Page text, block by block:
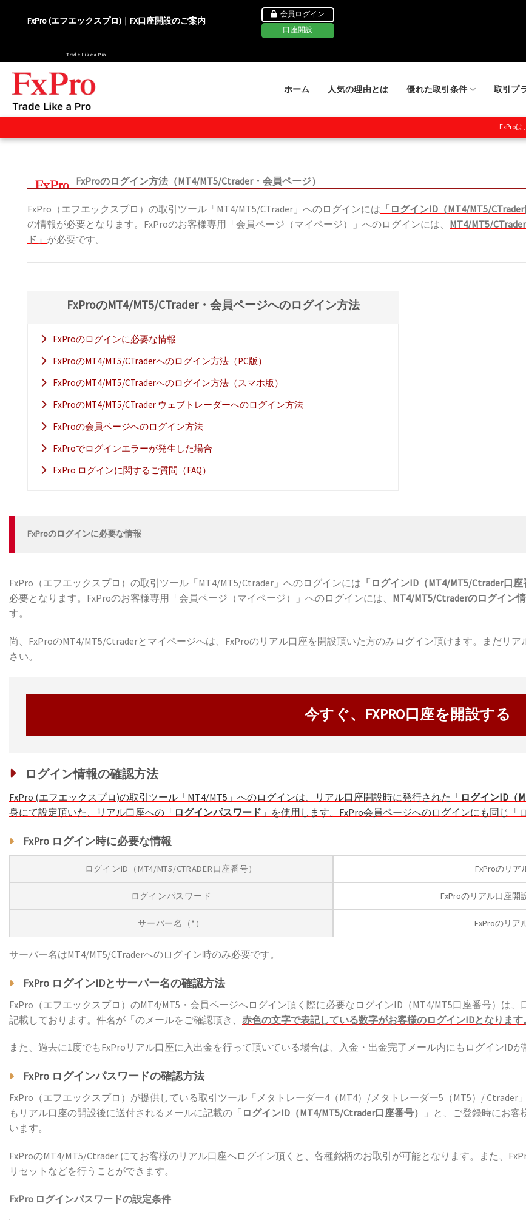
FxPro (エフエックスプロ)｜FX口座開設のご案内
Trade Like a Pro
会員ログイン
口座開設
ホーム 人気の理由とは 優れた取引条件 取引プ
FxProは、世界各
FxProのログイン方法（MT4/MT5/Ctrader・会員ページ）
FxPro（エフエックスプロ）の取引ツール「MT4/MT5/CTrader」へのログインには 「ログインID（MT4/MT5/
の情報が必要となります。FxProのお客様専用「会員ページ（マイページ）」へのログインには、 MT4/MT5/
ド」 が必要です。
FxProのMT4/MT5/CTrader・会員ページへのログイン方法
FxProのログインに必要な情報
FxProのMT4/MT5/CTraderへのログイン方法（PC版）
FxProのMT4/MT5/CTraderへのログイン方法（スマホ版）
FxProのMT4/MT5/CTrader ウェブトレーダーへのログイン方法
FxProの会員ページへのログイン方法
FxProでログインエラーが発生した場合
FxPro ログインに関するご質問（FAQ）
FxProのログインに必要な情報
FxPro（エフエックスプロ）の取引ツール「MT4/MT5/Ctrader」へのログインには 「ログインID（MT4/MT5/Ctrader口
必要となります。FxProのお客様専用「会員ページ（マイページ）」へのログインには、 MT4/MT5/Ctraderのログイン
す。
尚、FxProのMT4/MT5/Ctraderとマイページへは、FxProのリアル口座を開設頂いた方のみログイン頂けます。まだリ
さい。
今すぐ、FXPRO口座を開設する
ログイン情報の確認方法
FxPro (エフエックスプロ)の取引ツール「MT4/MT5」へのログインは、リアル口座開設時に発行された「 ログインID（
身にて設定頂いた、リアル口座への「 ログインパスワード 」を使用します。FxPro会員ページへのログインにも同じ「
FxPro ログイン時に必要な情報
ログインID（MT4/MT5/CTRADER口座番号） FxProのリア
ログインパスワード FxProのリアル口座開
サーバー名（*） FxProのリア
サーバー名はMT4/MT5/CTraderへのログイン時のみ必要です。
FxPro ログインIDとサーバー名の確認方法
FxPro（エフエックスプロ）のMT4/MT5・会員ページへログイン頂く際に必要なログインID（MT4/MT5口座番号）は
記載しております。件名が「のメールをご確認頂き、 赤色の文字で表記している数字がお客様のログインIDとなりま
また、過去に1度でもFxProリアル口座に入出金を行って頂いている場合は、入金・出金完了メール内にもログインID
FxPro ログインパスワードの確認方法
FxPro（エフエックスプロ）が提供している取引ツール「メタトレーダー4（MT4）/メタトレーダー5（MT5）/
もリアル口座の開設後に送付されるメールに記載の「 ログインID（MT4/MT5/Ctrader口座番号） 」と、ご登録時にお
います。
FxProのMT4/MT5/Ctrader にてお客様のリアル口座へログイン頂くと、各種銘柄のお取引が可能となります。また、
リセットなどを行うことができます。
FxPro ログインパスワードの設定条件